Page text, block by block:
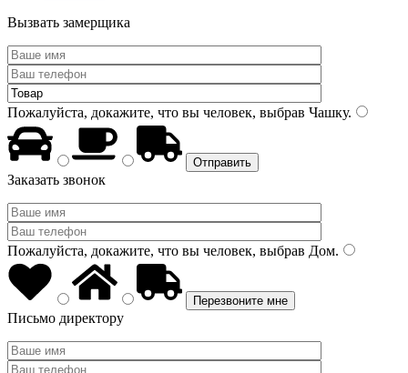
Вызвать замерщика
Пожалуйста, докажите, что вы человек, выбрав Чашку.
Заказать звонок
Пожалуйста, докажите, что вы человек, выбрав Дом.
Письмо директору